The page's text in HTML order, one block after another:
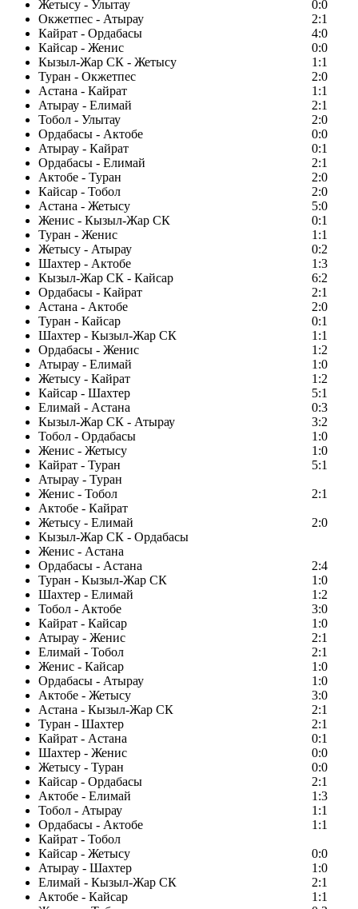
Жетысу - Улытау
0:0
Окжетпес - Атырау
2:1
Кайрат - Ордабасы
4:0
Кайсар - Женис
0:0
Кызыл-Жар СК - Жетысу
1:1
Туран - Окжетпес
2:0
Астана - Кайрат
1:1
Атырау - Елимай
2:1
Тобол - Улытау
2:0
Ордабасы - Актобе
0:0
Атырау - Кайрат
0:1
Ордабасы - Елимай
2:1
Актобе - Туран
2:0
Кайсар - Тобол
2:0
Астана - Жетысу
5:0
Женис - Кызыл-Жар СК
0:1
Туран - Женис
1:1
Жетысу - Атырау
0:2
Шахтер - Актобе
1:3
Кызыл-Жар СК - Кайсар
6:2
Ордабасы - Кайрат
2:1
Астана - Актобе
2:0
Туран - Кайсар
0:1
Шахтер - Кызыл-Жар СК
1:1
Ордабасы - Женис
1:2
Атырау - Елимай
1:0
Жетысу - Кайрат
1:2
Кайсар - Шахтер
5:1
Елимай - Астана
0:3
Кызыл-Жар СК - Атырау
3:2
Тобол - Ордабасы
1:0
Женис - Жетысу
1:0
Кайрат - Туран
5:1
Атырау - Туран
Женис - Тобол
2:1
Актобе - Кайрат
Жетысу - Елимай
2:0
Кызыл-Жар СК - Ордабасы
Женис - Астана
Ордабасы - Астана
2:4
Туран - Кызыл-Жар СК
1:0
Шахтер - Елимай
1:2
Тобол - Актобе
3:0
Кайрат - Кайсар
1:0
Атырау - Женис
2:1
Елимай - Тобол
2:1
Женис - Кайсар
1:0
Ордабасы - Атырау
1:0
Актобе - Жетысу
3:0
Астана - Кызыл-Жар СК
2:1
Туран - Шахтер
2:1
Кайрат - Астана
0:1
Шахтер - Женис
0:0
Жетысу - Туран
0:0
Кайсар - Ордабасы
2:1
Актобе - Елимай
1:3
Тобол - Атырау
1:1
Ордабасы - Актобе
1:1
Кайрат - Тобол
Кайсар - Жетысу
0:0
Атырау - Шахтер
1:0
Елимай - Кызыл-Жар СК
2:1
Актобе - Кайсар
1:1